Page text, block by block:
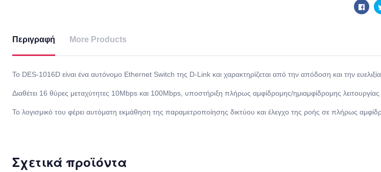
Περιγραφή More Products
Το DES-1016D είναι ένα αυτόνομο Ethernet Switch της D-Link και χαρακτηρίζεται από την απόδοση και την
Διαθέτει 16 θύρες μεταχύτητες 10Mbps και 100Mbps, υποστήριξη πλήρως αμφίδρομης/ημιαμφίδρομης
Το λογισμικό του φέρει αυτόματη εκμάθηση της παραμετροποίησης δικτύου και έλεγχο της ροής σε πλήρως
Σχετικά προϊόντα